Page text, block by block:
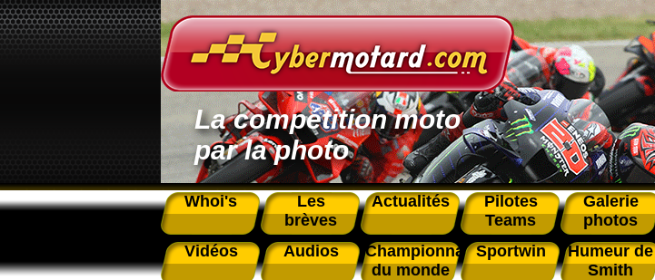
La compétition moto
par la photo
Whoi's
Les
brèves
Actualités
Pilotes
Teams
Galerie
photos
Vidéos
Audios
Championnat
du monde
Sportwin
Humeur de
Smith